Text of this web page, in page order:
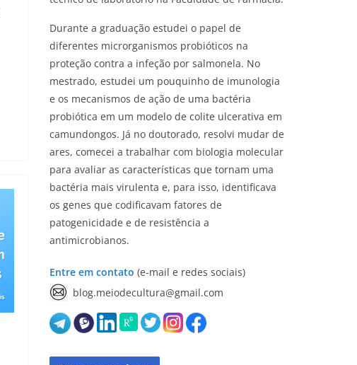
Durante a graduação estudei o papel de
diferentes microrganismos probióticos na
proteção contra a infeção por salmonela. No
mestrado, estudei um pouquinho de imunologia
e os mecanismos de ação de uma bactéria
probiótica em um modelo de colite ulcerativa em
camundongos. Já no doutorado, resolvi mudar de
ares, comecei a trabalhar com biologia molecular
para avaliar as características que tornam uma
bactéria mais virulenta e, para isso, identificava
os genes que codificavam fatores de
patogenicidade e de resistência a
antimicrobianos.
Entre em contato (e-mail e redes sociais)
blog.meiodecultura@gmail.com